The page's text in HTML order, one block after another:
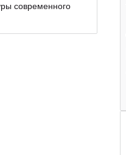
современного